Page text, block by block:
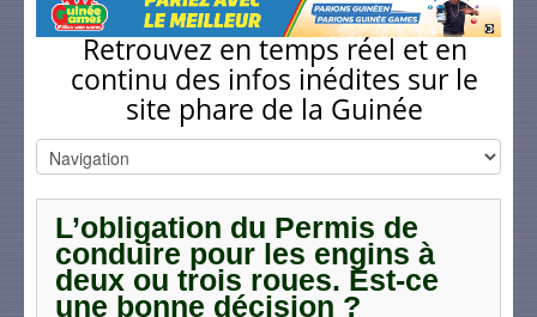
Retrouvez en temps réel et en
continu des infos inédites sur le
site phare de la Guinée
L’obligation du Permis de
conduire pour les engins à
deux ou trois roues. Est-ce
une bonne décision ?